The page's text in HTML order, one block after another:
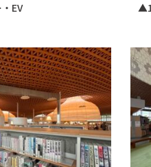
ター・EV ▲1階施